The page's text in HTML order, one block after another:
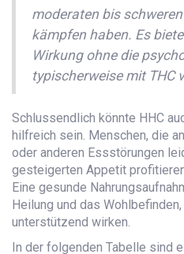
moderaten bis
kämpfen haben. Es
Wirkung ohne die
typischerweise mit THC
Schlussendlich könnte HHC
hilfreich sein. Menschen, die
oder anderen Essstörungen
gesteigerten Appetit
Eine gesunde
Heilung und das
unterstützend wirken.
In der folgenden Tabelle sind